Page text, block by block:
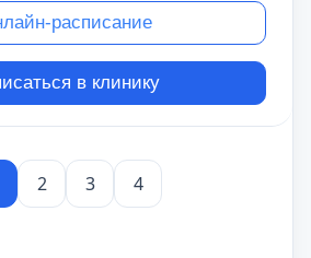
расписание
в клинику
2 3 4